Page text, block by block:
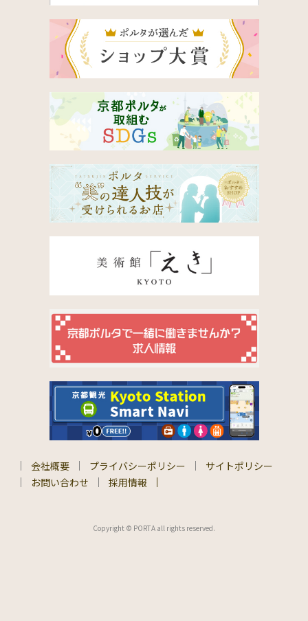
会社概要 プライバシーポリシー
サイトポリシー
お問い合わせ
採用情報
Copyright © PORTA all rights reserved.